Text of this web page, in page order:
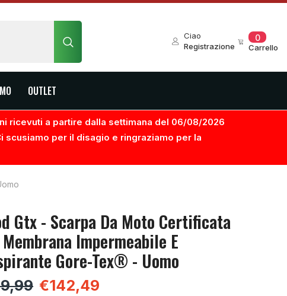
00
Carrello
Ciao
Registrazione
OUTLET
ricevuti a partire dalla settimana del 06/08/2026
per il disagio e ringraziamo per la
Gtx - Scarpa Da Moto Certificata
Membrana Impermeabile E
Gore-Tex® - Uomo
€142,49